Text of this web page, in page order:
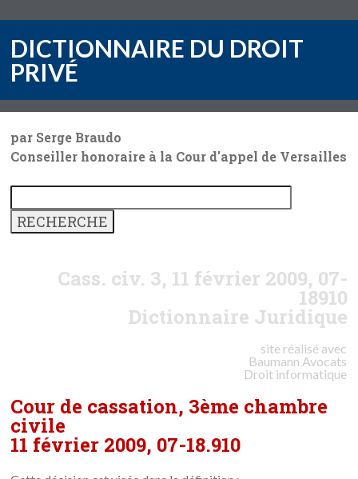
DICTIONNAIRE DU DROIT
PRIVÉ
par Serge Braudo
Conseiller honoraire à la Cour d'appel de Versailles
Cass. civ. 3, 11 février 2009, 07-
18910
Dictionnaire Juridique
site réalisé avec
Baumann Avocats
Droit informatique
Cour de cassation, 3ème chambre
civile
11 février 2009, 07-18.910